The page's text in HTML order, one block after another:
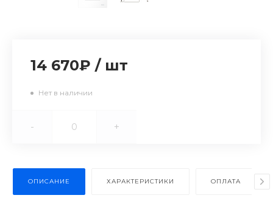
14 670₽ / шт
Нет в наличии
- +
ОПИСАНИЕ ХАРАКТЕРИСТИКИ ОПЛАТА